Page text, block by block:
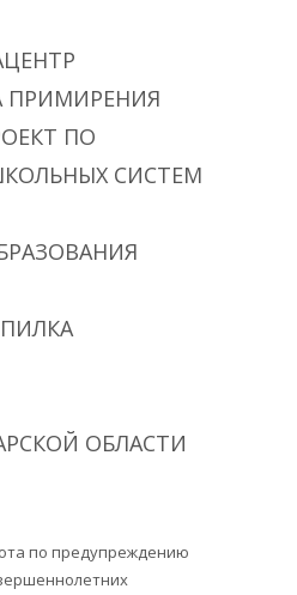
ПРИМИРЕНИЯ
ПО
СИСТЕМ
ОБЛАСТИ
по предупреждению